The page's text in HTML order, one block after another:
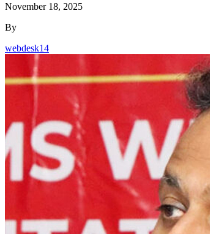
November 18, 2025
By
webdesk14